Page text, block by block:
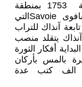
جوزيف دي ميستر الذي ازداد سنة 1753 بمنطقة
سافوى و توفي سنة 1821. منطقة سافوى Savoieالتي
آنذاك للتراب
يتقلد منصب
أفكار الثورة
بالمس بأركان
و الف كتب عدة